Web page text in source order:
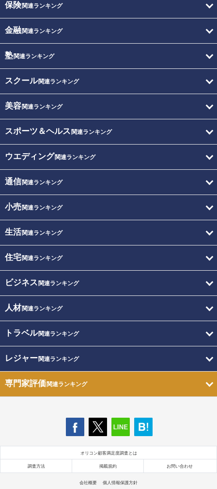
保険関連ランキング
金融関連ランキング
塾関連ランキング
スクール関連ランキング
美容関連ランキング
スポーツ＆ヘルス 関連ランキング
ウエディング関連ランキング
通信関連ランキング
小売関連ランキング
生活関連ランキング
住宅関連ランキング
ビジネス 関連ランキング
人材関連ランキング
トラベル関連ランキング
レジャー関連ランキング
専門家評価関連ランキング
オリコン顧客満足度調査とは
調査方法 掲載規約 お問い合わせ
会社概要 個人情報保護方針